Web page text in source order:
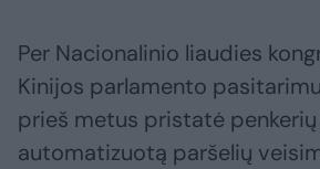
Per Nacionalinio liaudies
Kinijos parlamento
prieš metus pristatė
automatizuotą paršelių